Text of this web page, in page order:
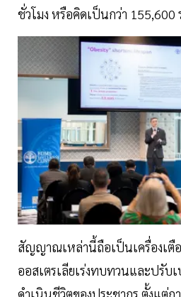
ชั่วโมง หรือคิดเป็นกว่า 155,600
สัญญาณเหล่านี้ถือเป็นเครื่องเตื
ออสเตรเลียเร่งทบทวนและปรับ